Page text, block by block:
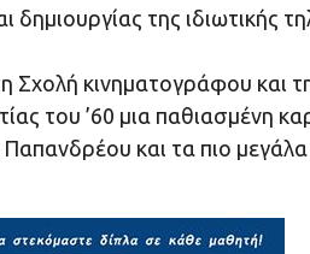
δημιουργίας της ιδιωτικής
Σχολή κινηματογράφου και
του ’60 μια παθιασμένη
και τα πιο μεγάλα